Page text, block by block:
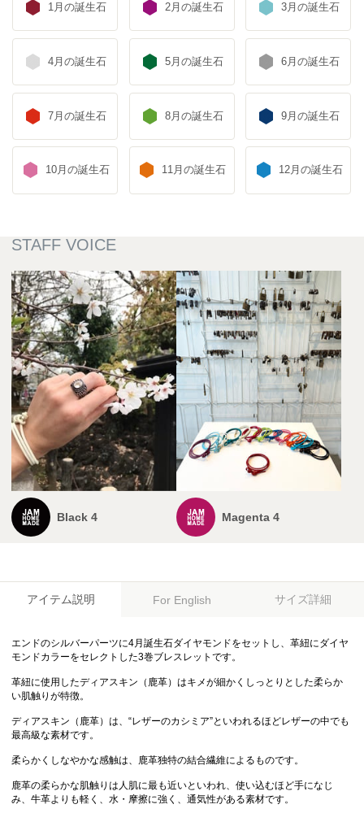
1月の誕生石 2月の誕生石 3月の誕生石
4月の誕生石 5月の誕生石 6月の誕生石
7月の誕生石 8月の誕生石 9月の誕生石
10月の誕生石 11月の誕生石 12月の誕生石
Black 4 Magenta 4
アイテム説明 For English サイズ詳細
エンドのシルバーパーツに4月誕生石ダイヤモンドをセットし、革紐にダイヤ
モンドカラーをセレクトした3巻ブレスレットです。
革紐に使用したディアスキン（鹿革）はキメが細かくしっとりとした柔らか
い肌触りが特徴。
ディアスキン（鹿革）は、“レザーのカシミア”といわれるほどレザーの中でも
最高級な素材です。
柔らかくしなやかな感触は、鹿革独特の結合繊維によるものです。
鹿革の柔らかな肌触りは人肌に最も近いといわれ、使い込むほど手になじ
み、牛革よりも軽く、水・摩擦に強く、通気性がある素材です。